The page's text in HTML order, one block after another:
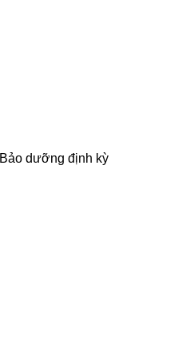
Bảo dưỡng định kỳ